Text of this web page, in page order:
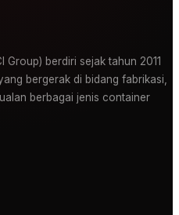
Group) berdiri sejak tahun 2011
bergerak di bidang fabrikasi,
berbagai jenis container